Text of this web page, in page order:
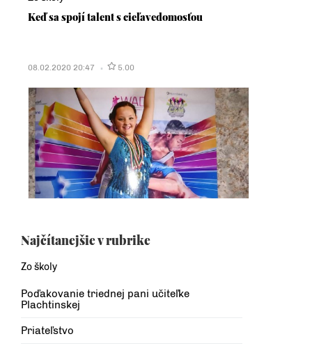
Keď sa spojí talent s cieľavedomosťou
08.02.2020 20:47 5.00
Najčítanejšie v rubrike
Zo školy
Poďakovanie triednej pani učiteľke
Plachtinskej
Priateľstvo